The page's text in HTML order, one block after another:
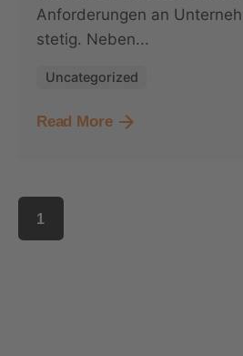
Anforderungen an
stetig. Neben...
Uncategorized
Read More
1